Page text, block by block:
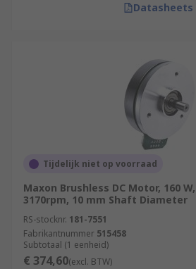
Datasheets
Tijdelijk niet op voorraad
Maxon Brushless DC Motor, 160
3170rpm, 10 mm Shaft Diameter
RS-stocknr. 181-7551
Fabrikantnummer 515458
Subtotaal (1 eenheid)
€ 374,60(excl. BTW)